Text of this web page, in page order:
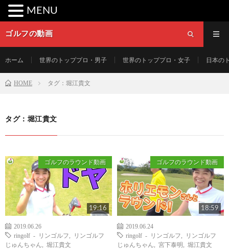
ゴルフの動画
ホーム 世界のトッププロ・男子 世界のトッププロ・女子 日本の
HOME タグ：堀江貴文
タグ：堀江貴文
ゴルフのラウンド動画
19:16
2019.06.26
ringolf - リンゴルフ
リンゴルフ
じゅんちゃん
堀江貴文
ゴルフのラウンド動画
18:59
2019.06.24
ringolf - リンゴルフ
リンゴルフ
じゅんちゃん
宮下泰明 堀江貴文
MENU